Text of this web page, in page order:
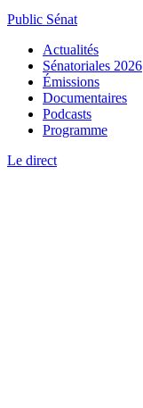
Public Sénat
Actualités
Sénatoriales 2026
Émissions
Documentaires
Podcasts
Programme
Le direct